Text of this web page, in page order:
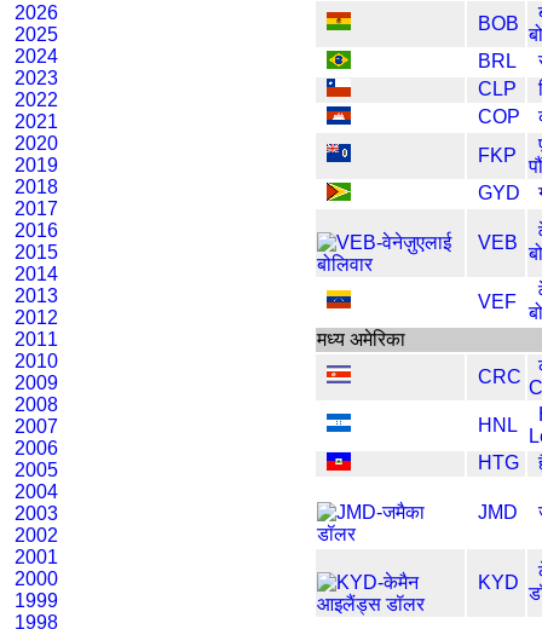
2026
2025
2024
2023
2022
2021
2020
2019
2018
2017
2016
2015
2014
2013
2012
2011
2010
2009
2008
2007
2006
2005
2004
2003
2002
2001
2000
1999
1998
BOB
BRL
CLP
COP
FKP
GYD
VEB
VEF
मध्य अमेरिका
CRC
HNL
HTG
JMD
KYD